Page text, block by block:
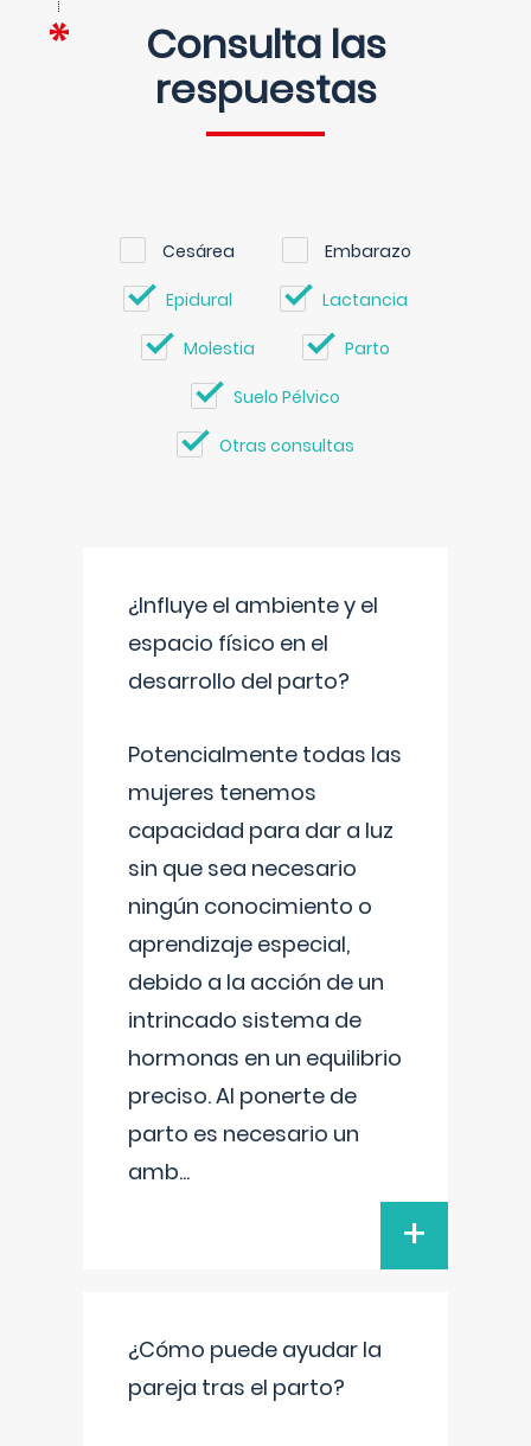
Consulta las
respuestas
Cesárea Embarazo
Epidural Lactancia
Molestia Parto
Suelo Pélvico
Otras consultas
¿Influye el ambiente y el
espacio físico en el
desarrollo del parto?
Potencialmente todas las
mujeres tenemos
capacidad para dar a luz
sin que sea necesario
ningún conocimiento o
aprendizaje especial,
debido a la acción de un
intrincado sistema de
hormonas en un equilibrio
preciso. Al ponerte de
parto es necesario un
amb...
+
¿Cómo puede ayudar la
pareja tras el parto?